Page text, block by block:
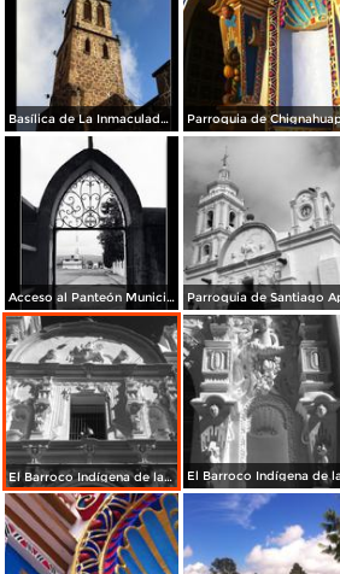
Basílica de La Inmaculada Concepción.
Acceso al Panteón Municipal
El Barroco Indígena de la Parroquia